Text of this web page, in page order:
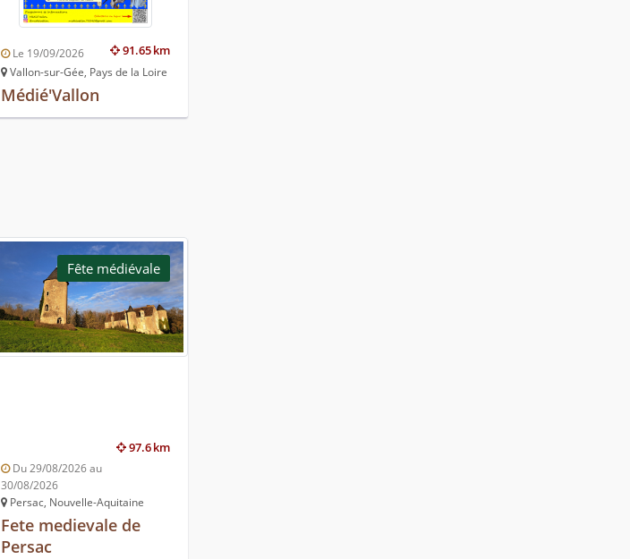
91.65 km
Le 19/09/2026
Vallon-sur-Gée, Pays de la Loire
Médié'Vallon
Fête médiévale
97.6 km
Du 29/08/2026 au
30/08/2026
Persac, Nouvelle-Aquitaine
Fete medievale de
Persac